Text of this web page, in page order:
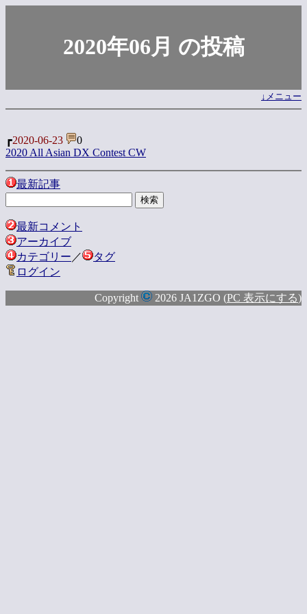
2020年06月 の投稿
↓メニュー
┏2020-06-23
0
2020 All Asian DX Contest CW
最新記事
最新コメント
アーカイブ
カテゴリー ／
タグ
ログイン
Copyright 2026 JA1ZGO (PC 表示にする)